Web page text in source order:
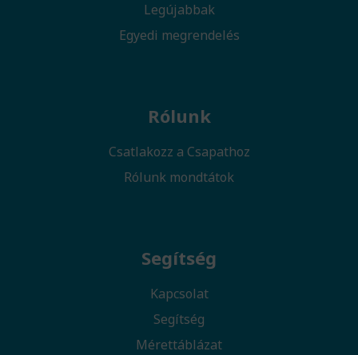
Legújabbak
Egyedi megrendelés
Rólunk
Csatlakozz a Csapathoz
Rólunk mondtátok
Segítség
Kapcsolat
Segítség
Mérettáblázat